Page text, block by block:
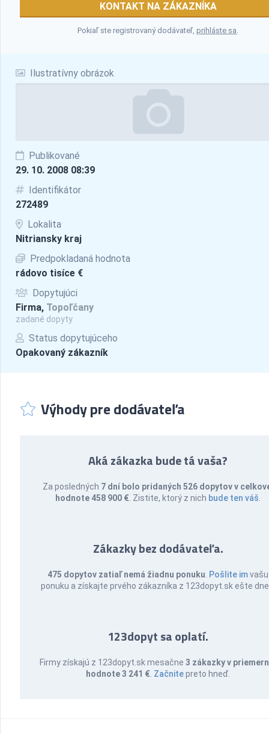
Ilustratívny obrázok
Publikované
29. 10. 2008 08:39
Identifikátor
272489
Lokalita
Nitriansky kraj
Predpokladaná hodnota
rádovo tisíce €
Dopytujúci
Firma, Topoľčany
zadané dopyty
Status dopytujúceho
Opakovaný zákazník
KONTAKT NA ZÁKAZNÍKA
Pokiaľ ste registrovaný dodávateľ,prihláste sa.
Výhody pre dodávateľa
Aká zákazka bude tá vaša?
Za posledných 7 dní bolo pridaných 526 dopytov v
hodnote 458 900 € . Zistite, ktorý z nich bude ten váš
Zákazky bez dodávateľa.
475 dopytov zatiaľ nemá žiadnu ponuku Pošlite imvašu
ponuku a získajte prvého zákazníka z 123dopyt.sk ešte
123dopyt sa oplatí.
Firmy získajú z 123dopyt.sk mesačne3 zákazky v
hodnote 3 241 € Začnitepreto hneď.